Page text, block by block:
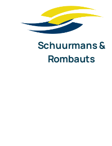
Schuurmans &
Rombauts